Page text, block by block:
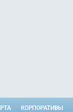
КОРПОРАТИВЫ